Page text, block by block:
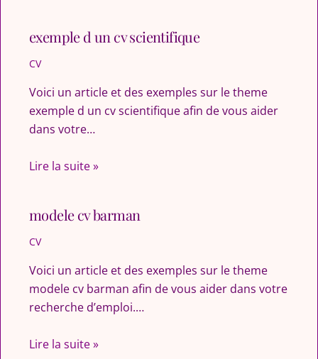
exemple d un cv scientifique
CV
Voici un article et des exemples sur le theme
exemple d un cv scientifique afin de vous aider
dans votre…
Lire la suite »
modele cv barman
CV
Voici un article et des exemples sur le theme
modele cv barman afin de vous aider dans votre
recherche d’emploi.…
Lire la suite »